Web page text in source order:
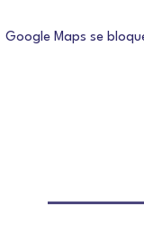
Google Maps se